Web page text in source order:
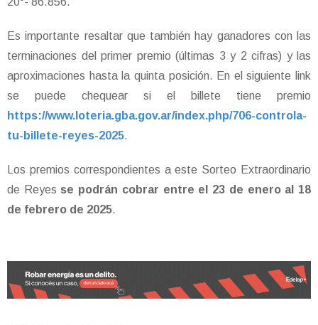
Es importante resaltar que también hay ganadores con las
terminaciones del primer premio (últimas 3 y 2 cifras) y las
aproximaciones hasta la quinta posición. En el siguiente link
se puede chequear si el billete tiene premio
https://www.loteria.gba.gov.ar/index.php/706-controla-
tu-billete-reyes-2025.
Los premios correspondientes a este Sorteo Extraordinario
de Reyes se podrán cobrar entre el 23 de enero al 18
de febrero de 2025.